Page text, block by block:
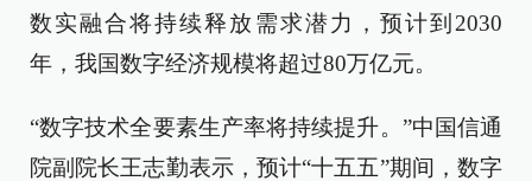
数实融合将持续释放需求潜力，预计到2030
年，我国数字经济规模将超过80万亿元。
“数字技术全要素生产率将持续提升。”中国信通
院副院长王志勤表示，预计“十五五”期间，数字